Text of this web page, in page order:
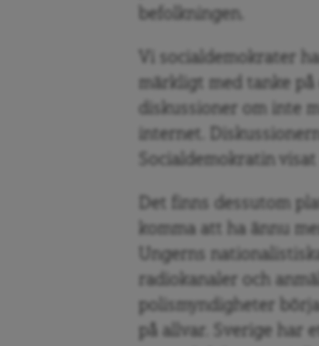
befolkningen.
Vi socialdemokrater
märkligt med tanke
diskussioner om inte
internet.
Socialdemokratin
Det finns dessutom
komma att ha ännu
Ungerns
radiokanaler och
polismyndigheter
på allvar. Sverige har